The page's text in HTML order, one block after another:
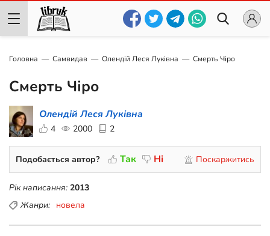
Головна Самвидав Олендій Леся Луківна Смерть Чіро
Смерть Чіро
Олендій Леся Луківна
4 2000 2
Подобається автор? Так Ні Поскаржитись
Рік написання: 2013
Жанри: новела